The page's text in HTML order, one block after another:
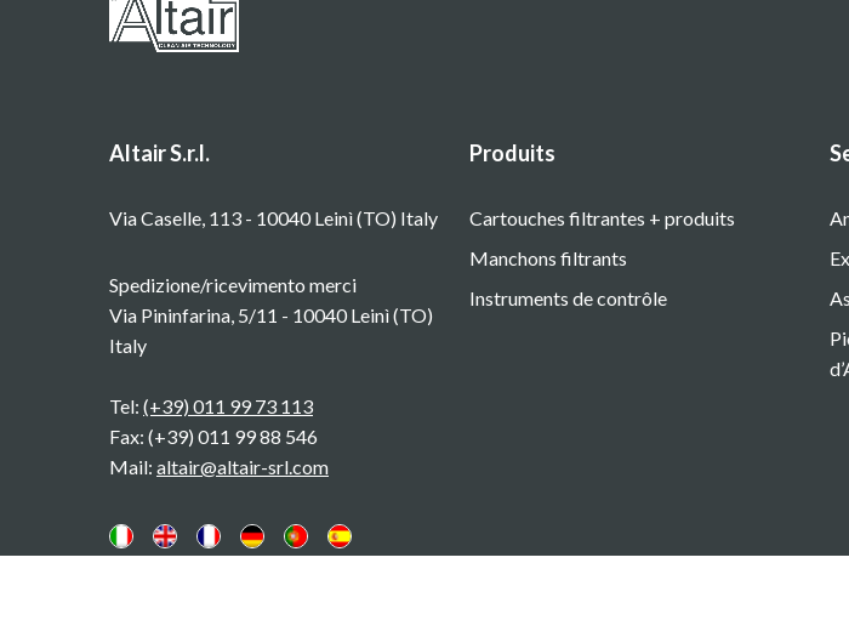
Altair S.r.l.
Via Caselle, 113 - 10040 Leinì (TO) Italy
Spedizione/ricevimento merci
Via Pininfarina, 5/11 - 10040 Leinì (TO)
Italy
Tel: (+39) 011 99 73 113
Fax: (+39) 011 99 88 546
Mail: altair@altair-srl.com
Produits
Cartouches filtrantes + produits
Manchons filtrants
Instruments de contrôle